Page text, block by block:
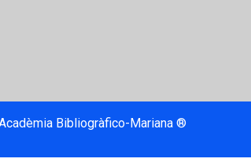
Bibliogràfico-Mariana ®